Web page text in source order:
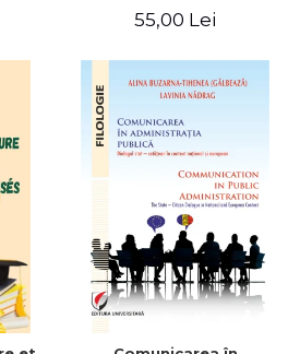
55,00 Lei